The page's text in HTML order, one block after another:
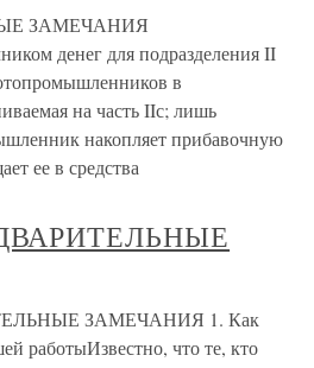
ЗАМЕЧАНИЯ
денег для подразделения II
в
на часть IIс; лишь
накопляет прибавочную
ее в средства
ЗАМЕЧАНИЯ 1. Как
работыИзвестно, что те, кто